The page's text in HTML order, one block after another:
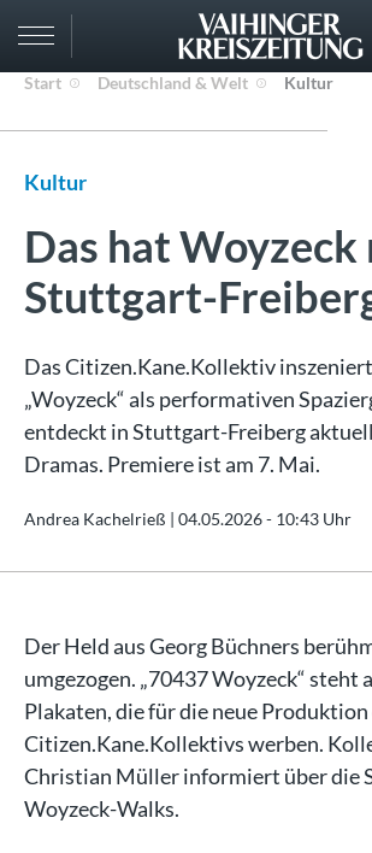
Start Deutschland & Welt Kultur
Kultur
Das hat Woyzeck
Stuttgart-
Das Citizen.Kane.Kollektiv
„Woyzeck“ als performativen
entdeckt in Stuttgart-Freiberg
Dramas. Premiere ist am 7. Mai.
Andrea Kachelrieß | 04.05.2026 - 10:43 Uhr
Der Held aus Georg Büchners
umgezogen. „70437 Woyzeck“ steht
Plakaten, die für die neue Produktion
Citizen.Kane.Kollektivs werben.
Christian Müller informiert über die
Woyzeck-Walks.